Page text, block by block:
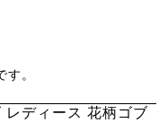
。
レディース 花柄ゴブ